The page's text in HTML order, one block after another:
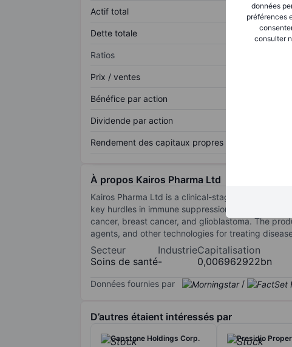
données
préférences
consulter
Actif total
Dette totale
Ratios
Prix / ventes
Bénéfice par action
Dividende par action
Rendement des capitaux propres
À propos Kairos Pharma Ltd
Kairos Pharma Ltd is a clinical-stage
key hurdles in immune suppression and drug
cancer, breast cancer, and glioblastoma. The
agents, and other technologies for treating
Secteur
Soins de santé
Industrie
-
Capitalisation
0,006962922bn
Données fournies par /
D’autres étaient intéressés par
Capstone Holdings Corp. Presidio